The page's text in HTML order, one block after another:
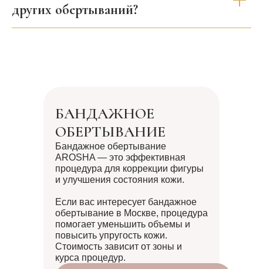
других обертываний?
БАНДАЖНОЕ
ОБЕРТЫВАНИЕ
Бандажное обертывание
AROSHA — это эффективная
процедура для коррекции фигуры
и улучшения состояния кожи.
Если вас интересует бандажное
обертывание в Москве, процедура
помогает уменьшить объемы и
повысить упругость кожи.
Стоимость зависит от зоны и
курса процедур.